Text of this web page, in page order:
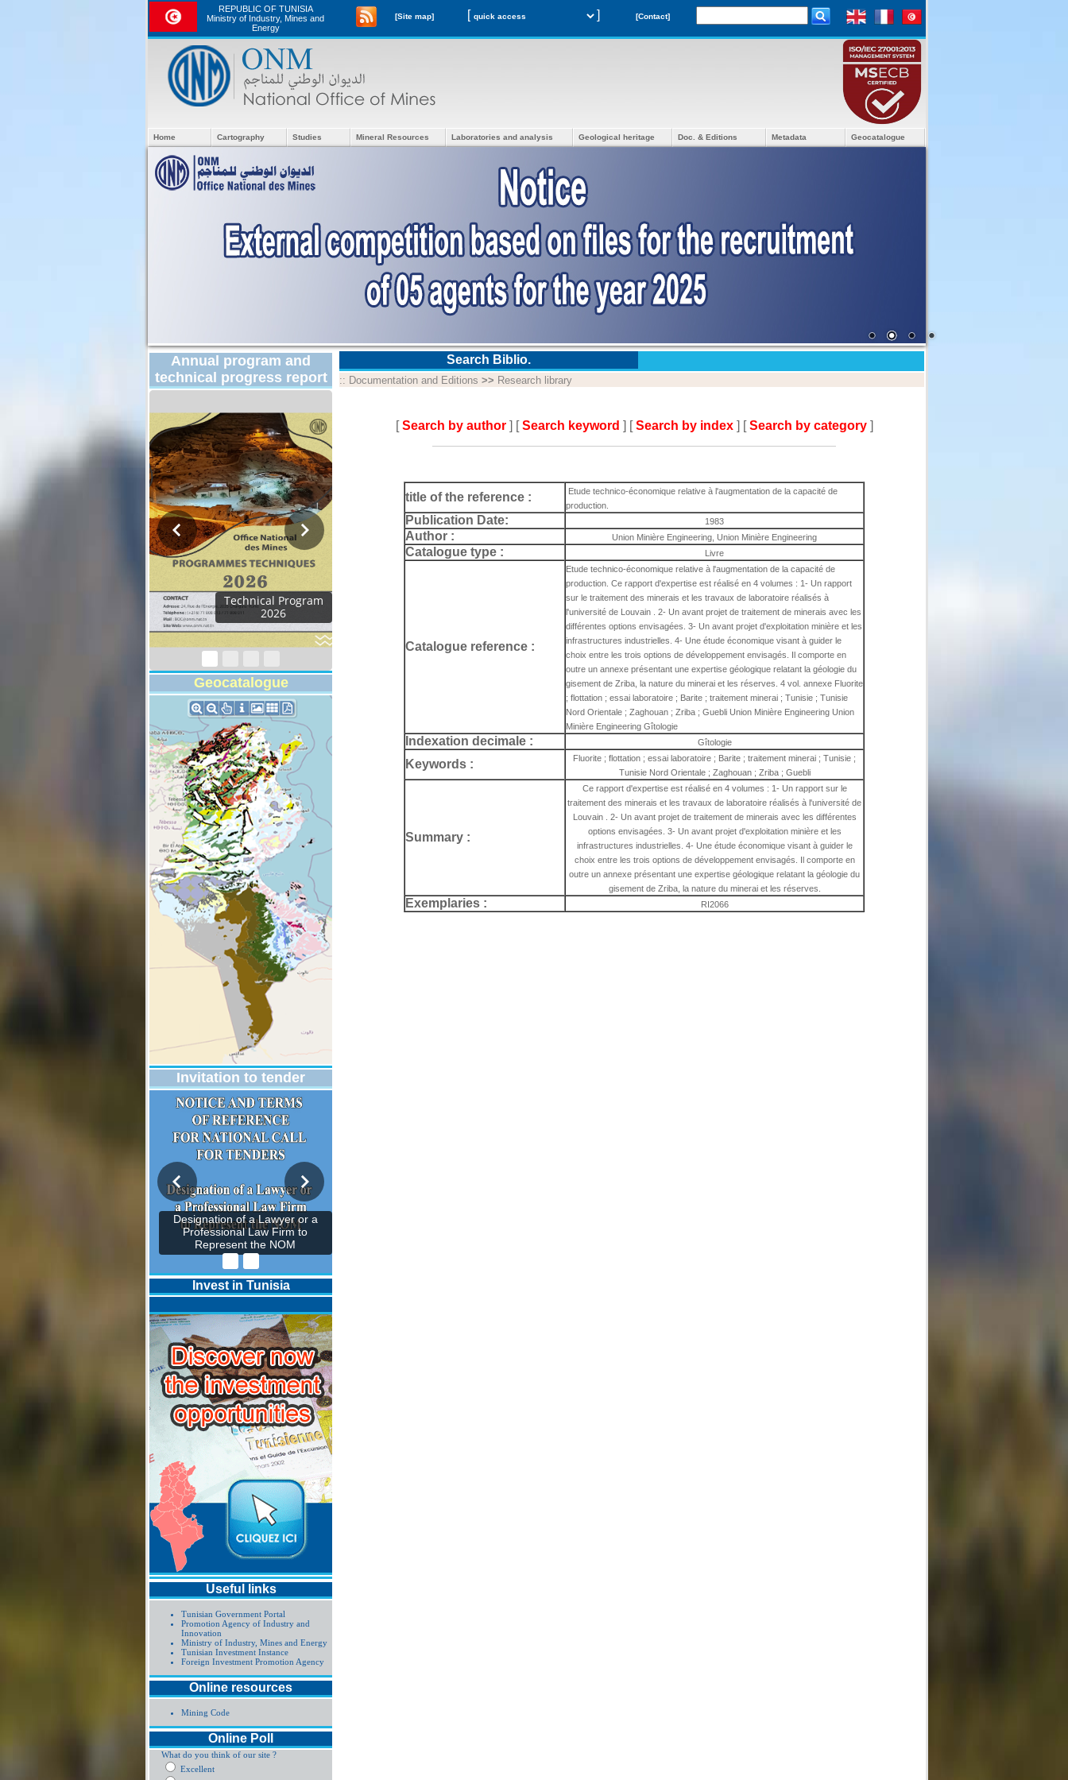
REPUBLIC OF TUNISIA
Ministry of Industry, Mines and
Energy
[Site map] [ ] [Contact]
Home Cartography Studies Mineral Resources Laboratories and analysis Geological heritage Doc. & Editions Metadata Geocatalogue
Annual program and
technical progress report
Geocatalogue
Invitation to tender
Designation of a Lawyer or a
Professional Law Firm to
Represent the NOM
Invest in Tunisia
Useful links
Tunisian Government Portal
Promotion Agency of Industry and
Innovation
Ministry of Industry, Mines and Energy
Tunisian Investment Instance
Foreign Investment Promotion Agency
Online resources
Mining Code
Online Poll
What do you think of our site ?
Excellent
Search Biblio.
:: Documentation and Editions >> Research library
[Search by author ] [Search keyword ] [Search by index ] [Search by category ]
title of the reference :
Etude technico-économique relative à l'augmentation de la capacité de
production.
Publication Date: 1983
Author : Union Minière Engineering, Union Minière Engineering
Catalogue type : Livre
Catalogue reference :
Etude technico-économique relative à l'augmentation de la capacité de
production. Ce rapport d'expertise est réalisé en 4 volumes : 1- Un rapport
sur le traitement des minerais et les travaux de laboratoire réalisés à
l'université de Louvain . 2- Un avant projet de traitement de minerais avec les
différentes options envisagées. 3- Un avant projet d'exploitation minière et les
infrastructures industrielles. 4- Une étude économique visant à guider le
choix entre les trois options de développement envisagés. Il comporte en
outre un annexe présentant une expertise géologique relatant la géologie du
gisement de Zriba, la nature du minerai et les réserves. 4 vol. annexe Fluorite
; flottation ; essai laboratoire ; Barite ; traitement minerai ; Tunisie ; Tunisie
Nord Orientale ; Zaghouan ; Zriba ; Guebli Union Minière Engineering Union
Minière Engineering Gîtologie
Indexation decimale : Gîtologie
Keywords :
Fluorite ; flottation ; essai laboratoire ; Barite ; traitement minerai ; Tunisie ;
Tunisie Nord Orientale ; Zaghouan ; Zriba ; Guebli
Summary :
Ce rapport d'expertise est réalisé en 4 volumes : 1- Un rapport sur le
traitement des minerais et les travaux de laboratoire réalisés à l'université de
Louvain . 2- Un avant projet de traitement de minerais avec les différentes
options envisagées. 3- Un avant projet d'exploitation minière et les
infrastructures industrielles. 4- Une étude économique visant à guider le
choix entre les trois options de développement envisagés. Il comporte en
outre un annexe présentant une expertise géologique relatant la géologie du
gisement de Zriba, la nature du minerai et les réserves.
Exemplaries : RI2066